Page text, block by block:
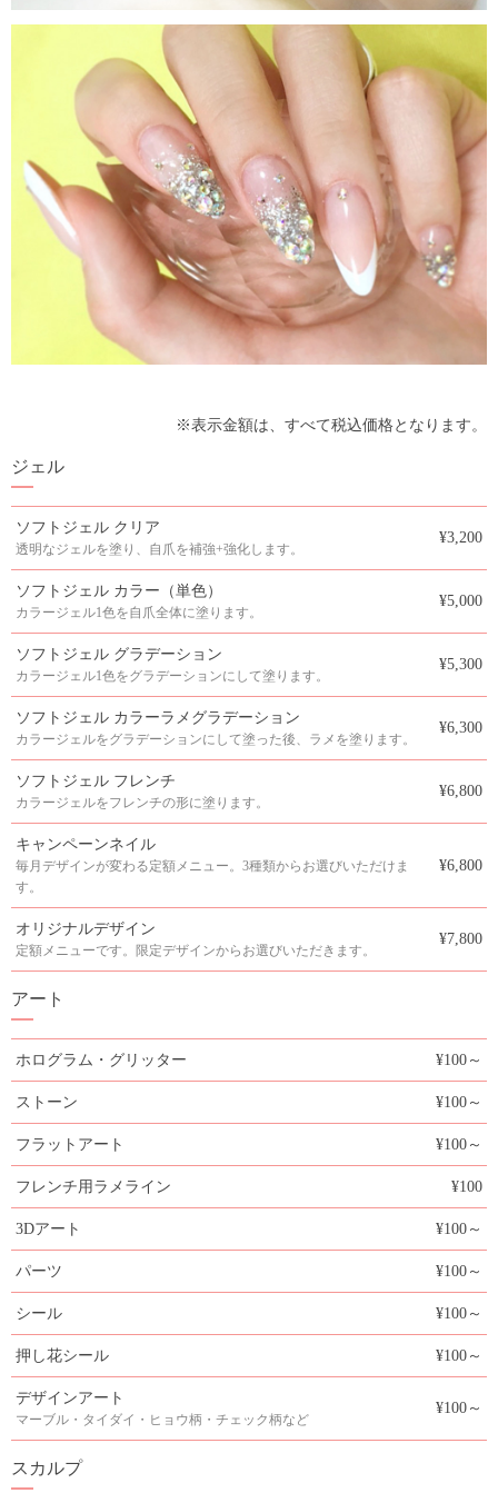
※表示金額は、すべて税込価格となります。
ジェル
ソフトジェル クリア
透明なジェルを塗り、自爪を補強+強化します。
¥3,200
ソフトジェル カラー（単色）
カラージェル1色を自爪全体に塗ります。
¥5,000
ソフトジェル グラデーション
カラージェル1色をグラデーションにして塗ります。
¥5,300
ソフトジェル カラーラメグラデーション
カラージェルをグラデーションにして塗った後、ラメを塗ります。
¥6,300
ソフトジェル フレンチ
カラージェルをフレンチの形に塗ります。
¥6,800
キャンペーンネイル
毎月デザインが変わる定額メニュー。3種類からお選びいただけま
す。
¥6,800
オリジナルデザイン
定額メニューです。限定デザインからお選びいただきます。
¥7,800
アート
ホログラム・グリッター ¥100～
ストーン ¥100～
フラットアート ¥100～
フレンチ用ラメライン ¥100
3Dアート ¥100～
パーツ ¥100～
シール ¥100～
押し花シール ¥100～
デザインアート
マーブル・タイダイ・ヒョウ柄・チェック柄など
¥100～
スカルプ